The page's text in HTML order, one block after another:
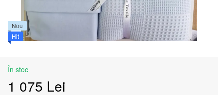
Nou
Hit
În stoc
1 075 Lei